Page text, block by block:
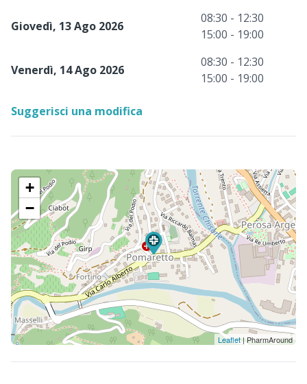
Giovedì, 13 Ago 2026
08:30 - 12:30
15:00 - 19:00
Venerdì, 14 Ago 2026
08:30 - 12:30
15:00 - 19:00
Suggerisci una modifica
+
−
Leaflet| PharmAround